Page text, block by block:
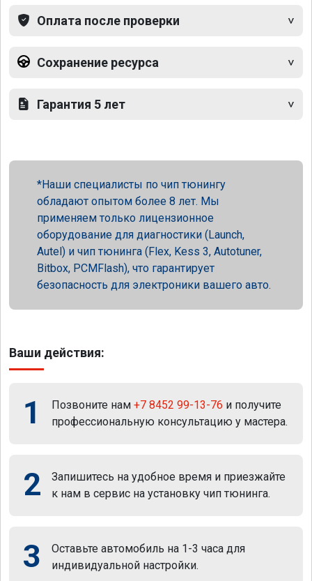
Оплата после проверки
Сохранение ресурса
Гарантия 5 лет
Наши специалисты по чип тюнингу
обладают опытом более 8 лет. Мы
применяем только лицензионное
оборудование для диагностики (Launch,
Autel) и чип тюнинга (Flex, Kess 3, Autotuner,
Bitbox, PCMFlash), что гарантирует
безопасность для электроники вашего авто.
Ваши действия:
1 Позвоните нам +7 8452 99-13-76 и получите
профессиональную консультацию у мастера.
2
Запишитесь на удобное время и приезжайте
к нам в сервис на установку чип тюнинга.
3
Оставьте автомобиль на 1-3 часа для
индивидуальной настройки.